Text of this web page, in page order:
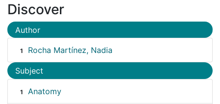
Discover
Author
1 Rocha Martínez, Nadia
Subject
1 Anatomy